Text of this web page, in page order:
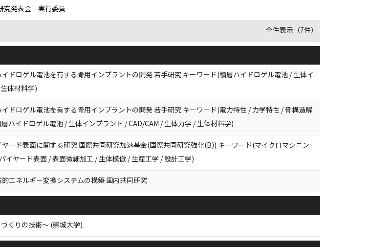
究発表会 実行委員
全件表示（7件）
ドロゲル電池を有する骨用インプラントの開発 若手研究 キーワード(積層ハイドロゲル電池 / 生体イ
体材料学)
ドロゲル電池を有する骨用インプラントの開発 若手研究 キーワード(電力特性 / 力学特性 / 骨構造解
ハイドロゲル電池 / 生体インプラント / CAD/CAM / 生体力学 / 生体材料学)
ード表面に関する研究 国際共同研究加速基金(国際共同研究強化(B)) キーワード(マイクロマシニン
イヤード表面 / 表面微細加工 / 生体模倣 / 生産工学 / 設計工学)
エネルギー変換システムの構築 国内共同研究
くりの技術～ (崇城大学)